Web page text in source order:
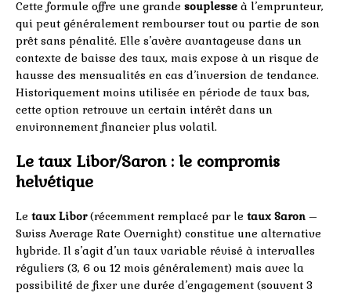
Cette formule offre une grande souplesse à l’emprunteur,
qui peut généralement rembourser tout ou partie de son
prêt sans pénalité. Elle s’avère avantageuse dans un
contexte de baisse des taux, mais expose à un risque de
hausse des mensualités en cas d’inversion de tendance.
Historiquement moins utilisée en période de taux bas,
cette option retrouve un certain intérêt dans un
environnement financier plus volatil.
Le taux Libor/Saron : le compromis
helvétique
Le taux Libor(récemment remplacé par le taux Saron –
Swiss Average Rate Overnight) constitue une alternative
hybride. Il s’agit d’un taux variable révisé à intervalles
réguliers (3, 6 ou 12 mois généralement) mais avec la
possibilité de fixer une durée d’engagement (souvent 3